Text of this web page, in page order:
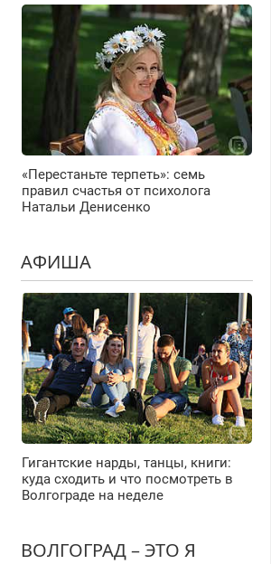
«Перестаньте терпеть»: семь
правил счастья от психолога
Натальи Денисенко
АФИША
Гигантские нарды, танцы, книги:
куда сходить и что посмотреть в
Волгограде на неделе
ВОЛГОГРАД – ЭТО Я